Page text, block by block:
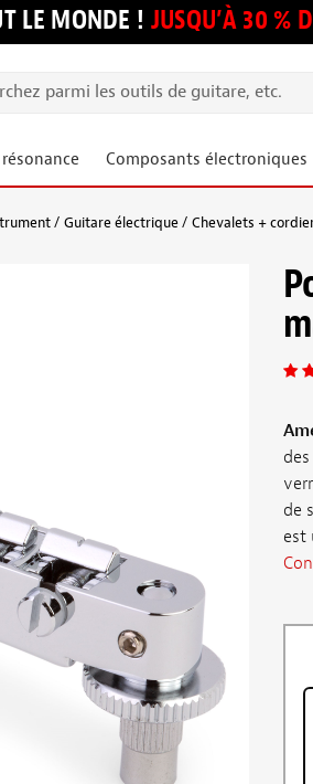
LE MONDE ! JUSQU’À 30 %
Composants électroniques
Guitare électrique Chevalets +
de
est